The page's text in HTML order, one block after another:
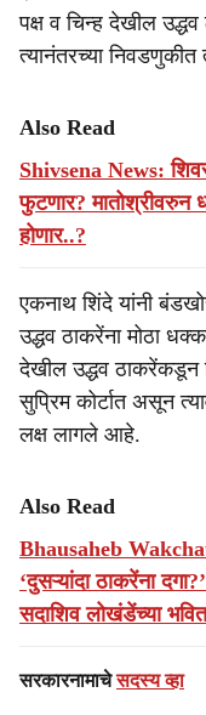
पक्ष व चिन्ह देखील
त्यानंतरच्या
Also Read
Shivsena News:
फुटणार? मातोश्रीवरुन
होणार..?
एकनाथ शिंदे यांनी
उद्धव ठाकरेंना मोठा
देखील उद्धव ठाकरेंकडून
सुप्रिम कोर्टात असून
लक्ष लागले आहे.
Also Read
Bhausaheb
‘दुसऱ्यांदा ठाकरेंना
सदाशिव लोखंडेंच्या
सरकारनामाचेसदस्य व्हा